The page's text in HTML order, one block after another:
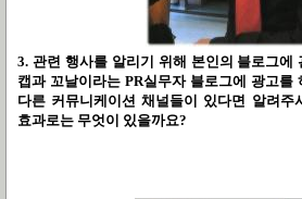
3. 관련 행사를 알리기 위해 본인의 블로그에
캡과 꼬날이라는 PR실무자 블로그에 광고를
다른 커뮤니케이션 채널들이 있다면 알려주
효과로는 무엇이 있을까요?